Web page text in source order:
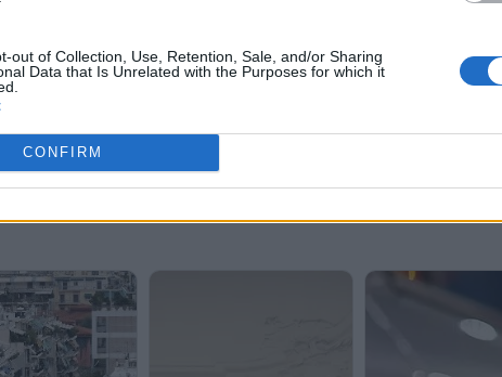
out of Collection, Use, Retention, Sale, and/or Sharing
Data that Is Unrelated with the Purposes for which it
CONFIRM